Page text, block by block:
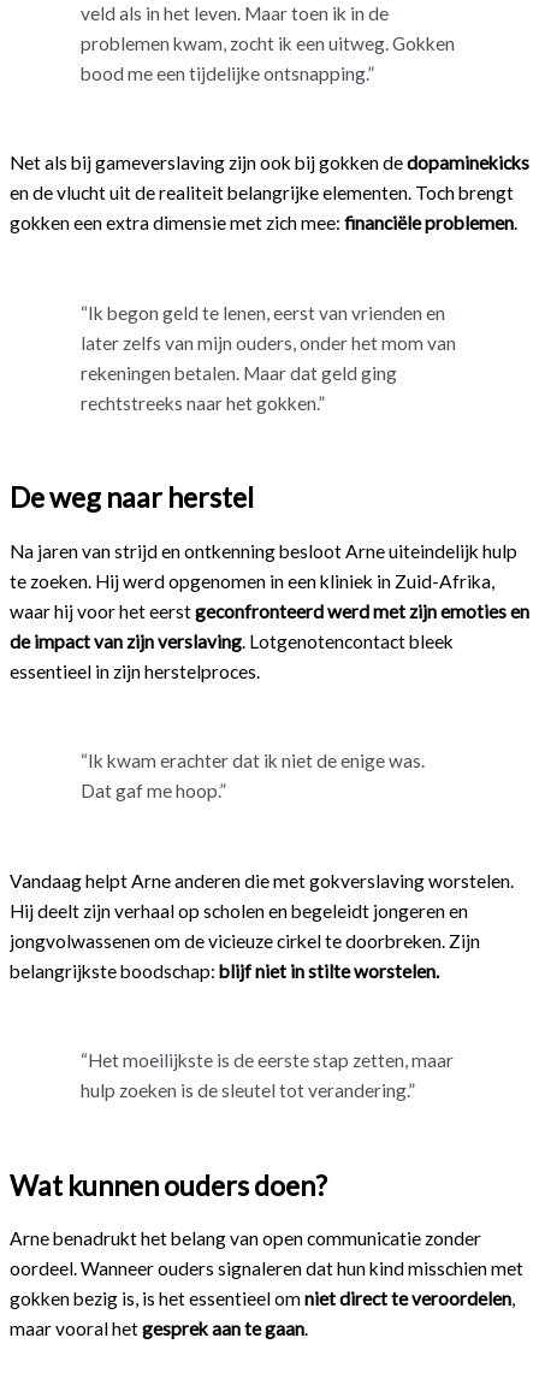
veld als in het leven. Maar toen ik in de
problemen kwam, zocht ik een uitweg. Gokken
bood me een tijdelijke ontsnapping.”
Net als bij gameverslaving zijn ook bij gokken dedopaminekicks
en de vlucht uit de realiteit belangrijke elementen. Toch brengt
gokken een extra dimensie met zich mee: financiële problemen.
“Ik begon geld te lenen, eerst van vrienden en
later zelfs van mijn ouders, onder het mom van
rekeningen betalen. Maar dat geld ging
rechtstreeks naar het gokken.”
De weg naar herstel
Na jaren van strijd en ontkenning besloot Arne uiteindelijk hulp
te zoeken. Hij werd opgenomen in een kliniek in Zuid-Afrika,
waar hij voor het eerstgeconfronteerd werd met zijn emoties en
de impact van zijn verslaving . Lotgenotencontact bleek
essentieel in zijn herstelproces.
“Ik kwam erachter dat ik niet de enige was.
Dat gaf me hoop.”
Vandaag helpt Arne anderen die met gokverslaving worstelen.
Hij deelt zijn verhaal op scholen en begeleidt jongeren en
jongvolwassenen om de vicieuze cirkel te doorbreken. Zijn
belangrijkste boodschap: blijf niet in stilte worstelen.
“Het moeilijkste is de eerste stap zetten, maar
hulp zoeken is de sleutel tot verandering.”
Wat kunnen ouders doen?
Arne benadrukt het belang van open communicatie zonder
oordeel. Wanneer ouders signaleren dat hun kind misschien met
gokken bezig is, is het essentieel omniet direct te veroordelen,
maar vooral hetgesprek aan te gaan.